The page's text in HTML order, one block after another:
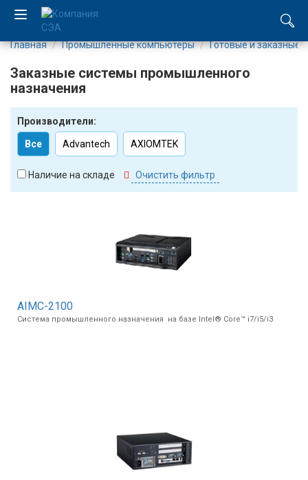
UA
Компания
Каталог
Производство
Вход/
Главная Промышленные компьютеры Готовые и заказные
Заказные системы промышленного
назначения
Производители:
Все Advantech AXIOMTEK
Наличие на складе Очистить фильтр
AIMC-2100
Система промышленного назначения на базе Intel® Core™ i7/i5/i3